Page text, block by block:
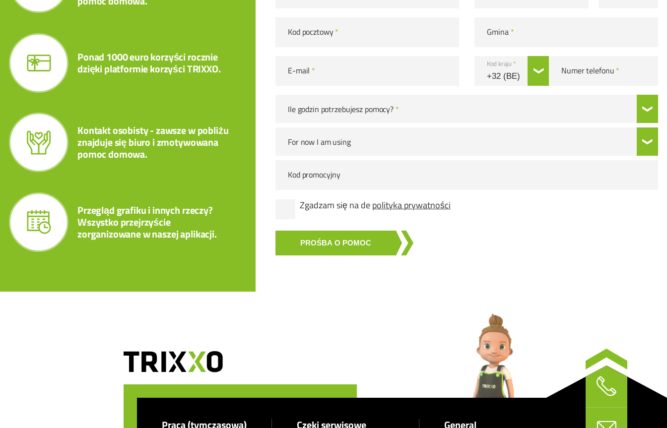
Ponad 1000 euro korzyści rocznie
dzięki platformie korzyści TRIXXO.
Kontakt osobisty - zawsze w pobliżu
znajduje się biuro i zmotywowana
pomoc domowa.
Przegląd grafiku i innych rzeczy?
Wszystko przejrzyście
zorganizowane w naszej aplikacji.
Kod pocztowy* Gmina *
E-mail *
Kod kraju *
Numer telefonu *
Ile godzin potrzebujesz pomocy? *
For now I am using
Kod promocyjny
Zgadzam się na depolityka prywatności
PROŚBA O POMOC
Praca (tymczasowa) Czeki serwisowe General